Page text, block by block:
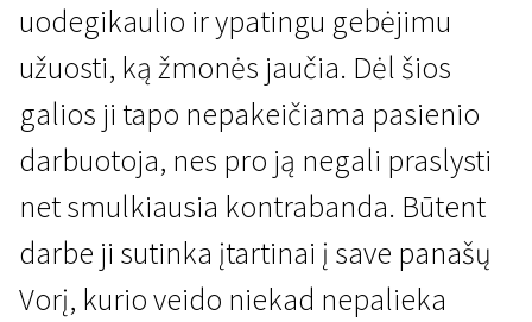
uodegikaulio ir ypatingu gebėjimu
užuosti, ką žmonės jaučia. Dėl šios
galios ji tapo nepakeičiama pasienio
darbuotoja, nes pro ją negali praslysti
net smulkiausia kontrabanda. Būtent
darbe ji sutinka įtartinai į save panašų
Vorį, kurio veido niekad nepalieka